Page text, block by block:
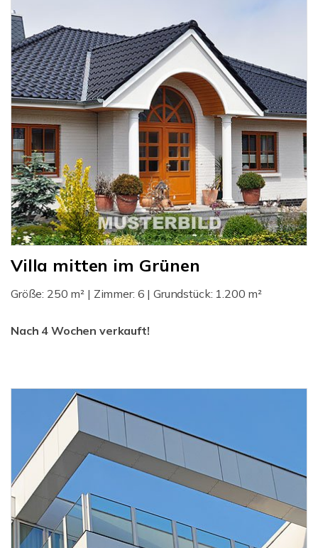
Villa mitten im Grünen
Größe: 250 m² | Zimmer: 6 | Grundstück: 1.200 m²
Nach 4 Wochen verkauft!